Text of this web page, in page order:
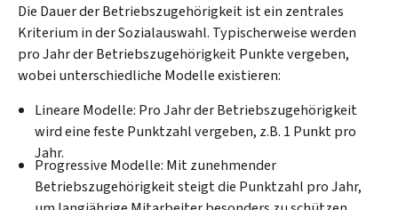
Die Dauer der Betriebszugehörigkeit ist ein zentrales
Kriterium in der Sozialauswahl. Typischerweise werden
pro Jahr der Betriebszugehörigkeit Punkte vergeben,
wobei unterschiedliche Modelle existieren:
Lineare Modelle: Pro Jahr der Betriebszugehörigkeit
wird eine feste Punktzahl vergeben, z.B. 1 Punkt pro
Jahr.
Progressive Modelle: Mit zunehmender
Betriebszugehörigkeit steigt die Punktzahl pro Jahr,